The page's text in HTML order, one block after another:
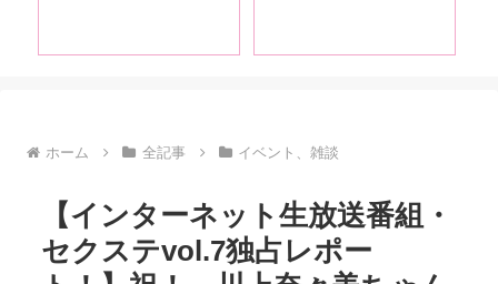
ホーム 全記事 イベント、雑談
【インターネット生放送番組・
セクステvol.7独占レポー